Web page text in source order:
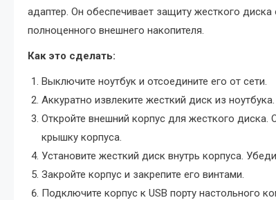
адаптер. Он обеспечивает защиту жесткого
полноценного внешнего накопителя.
Как это сделать:
Выключите ноутбук и отсоедините его от сети.
Аккуратно извлеките жесткий диск из ноутбука.
Откройте внешний корпус для жесткого диска.
крышку корпуса.
Установите жесткий диск внутрь корпуса.
Закройте корпус и закрепите его винтами.
Подключите корпус к USB порту настольного